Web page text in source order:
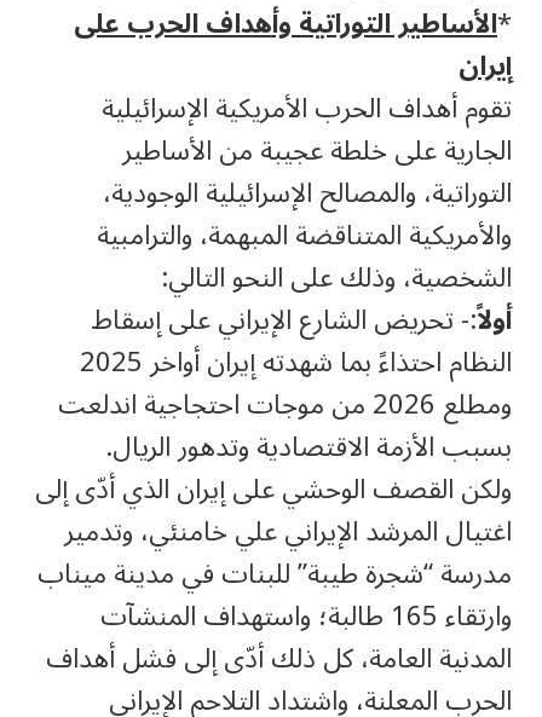
*الأساطير التوراتية وأهداف الحرب على
إيران
تقوم أهداف الحرب الأمريكية الإسرائيلية
الجارية على خلطة عجيبة من الأساطير
التوراتية، والمصالح الإسرائيلية الوجودية،
والأمريكية المتناقضة المبهمة، والترامبية
الشخصية، وذلك على النحو التالي:
أولاً:- تحريض الشارع الإيراني على إسقاط
النظام احتذاءً بما شهدته إيران أواخر 2025
ومطلع 2026 من موجات احتجاجية اندلعت
بسبب الأزمة الاقتصادية وتدهور الريال.
ولكن القصف الوحشي على إيران الذي أدّى إلى
اغتيال المرشد الإيراني علي خامنئي، وتدمير
مدرسة “شجرة طيبة” للبنات في مدينة ميناب
وارتقاء 165 طالبة؛ واستهداف المنشآت
المدنية العامة، كل ذلك أدّى إلى فشل أهداف
الحرب المعلنة، واشتداد التلاحم الإيراني